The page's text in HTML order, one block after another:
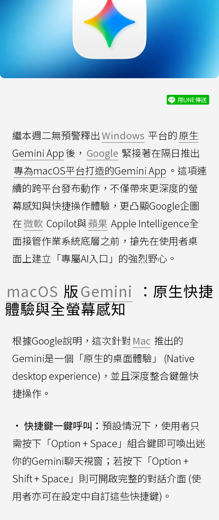
用LINE傳送
繼本週二無預警釋出Windows 平台的原生
Gemini App後， Google 緊接著在隔日推出
專為macOS平台打造的Gemini App 。這項連
續的跨平台發布動作，不僅帶來更深度的螢
幕感知與快捷操作體驗，更凸顯Google企圖
在微軟 Copilot與蘋果 Apple Intelligence全
面接管作業系統底層之前，搶先在使用者桌
面上建立「專屬AI入口」的強烈野心。
macOS 版Gemini
：原生快捷
體驗與全螢幕感知
根據Google說明，這次針對Mac 推出的
Gemini是一個「原生的桌面體驗」 (Native
desktop experience)，並且深度整合鍵盤快
捷操作。
• 快捷鍵一鍵呼叫： 預設情況下，使用者只
需按下「Option + Space」組合鍵即可喚出迷
你的Gemini聊天視窗；若按下「Option +
Shift + Space」則可開啟完整的對話介面 (使
用者亦可在設定中自訂這些快捷鍵)。